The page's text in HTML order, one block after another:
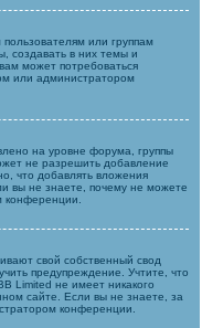
или группам
создавать в них темы и
может потребоваться
или администратором
на уровне форума, группы
не разрешить добавление
что добавлять вложения
вы не знаете, почему не можете
конференции.
свой собственный свод
предупреждение. Учтите, что
Limited не имеет никакого
сайте. Если вы не знаете, за
конференции.